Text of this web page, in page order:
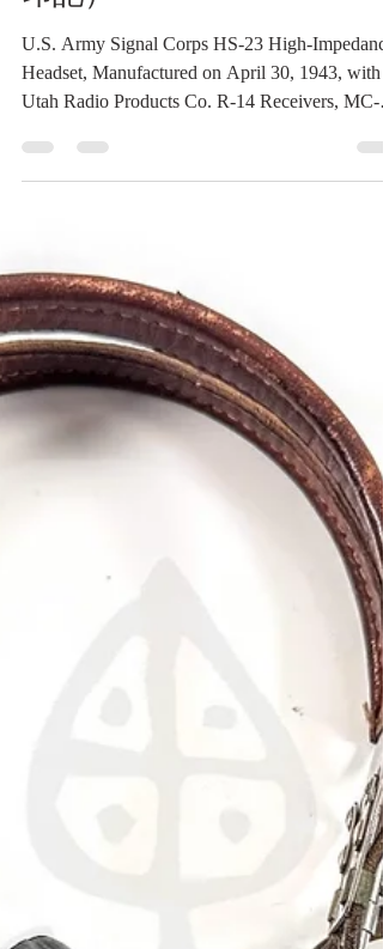
印記）
U.S. Army Signal Corps HS-23 High-
Utah Radio Products Co. R-14 Receivers, MC-
162-A Ear Cushions, PL-54 Plug, and Matching
猶他無線電產品公司製R-14型聽筒、MC-
A型耳墊、PL-54型插頭（SC 3726 A同組識
印記）《Black Water Museum Collections | 黑
博物館館藏》 1. 基本資料 文物名稱：民國
年(1943)4月30日美國陸軍通信部隊HS-23型
阻抗通訊耳機——猶他無線電產品公司製R-
型聽筒、MC-162-A型耳墊、PL-54型插頭
（SC 3726 A同組識別印記） 英文名稱：